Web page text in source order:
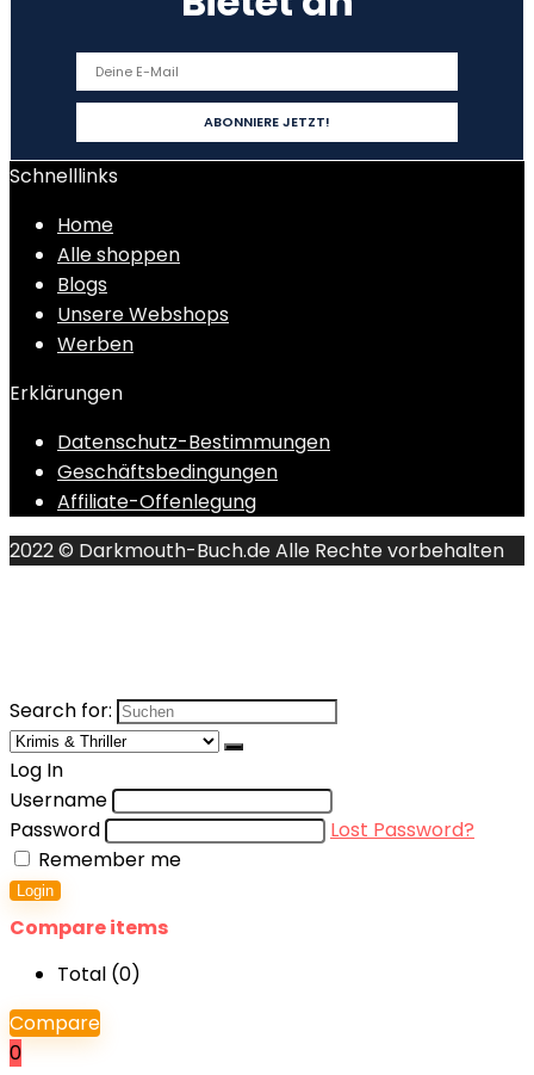
Schnelllinks
Home
Alle shoppen
Blogs
Unsere Webshops
Werben
Erklärungen
Datenschutz-Bestimmungen
Geschäftsbedingungen
Affiliate-Offenlegung
2022 © Darkmouth-Buch.de Alle Rechte vorbehalten
Search for:
Log In
Username
Password
Lost Password?
Remember me
Login
Compare items
Total (0)
Compare
0